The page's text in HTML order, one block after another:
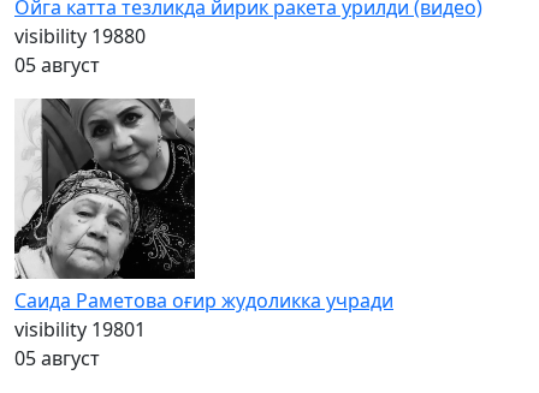
Ойга катта тезликда йирик ракета урилди (видео)
visibility 19880
05 август
Саида Раметова оғир жудоликка учради
visibility 19801
05 август